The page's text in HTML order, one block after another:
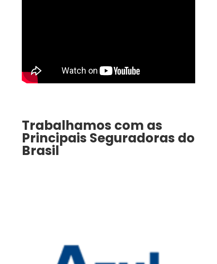
Trabalhamos com as
Principais Seguradoras do
Brasil